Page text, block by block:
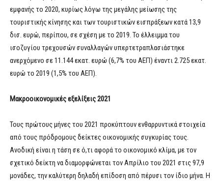
εμφανής το 2020, κυρίως λόγω της μεγάλης μείωσης της
τουριστικής κίνησης και των τουριστικών εισπράξεων κατά 13,9
δισ. ευρώ, περίπου, σε σχέση με το 2019. Το έλλειμμα του
ισοζυγίου τρεχουσών συναλλαγών υπερτετραπλασιάστηκε
ανερχόμενο σε 11.144 εκατ. ευρώ (6,7% του ΑΕΠ) έναντι 2.725 εκατ.
ευρώ το 2019 (1,5% του ΑΕΠ).
Μακροοικονομικές εξελίξεις 2021
Τους πρώτους μήνες του 2021 προκύπτουν ενθαρρυντικά στοιχεία
από τους πρόδρομους δείκτες οικονομικής συγκυρίας τους.
Ανοδική είναι η τάση σε ό,τι αφορά το οικονομικό κλίμα, με τον
σχετικό δείκτη να διαμορφώνεται τον Απρίλιο του 2021 στις 97,9
μονάδες, την καλύτερη δηλαδή επίδοση από πέρυσι τον ίδιο μήνα. Η